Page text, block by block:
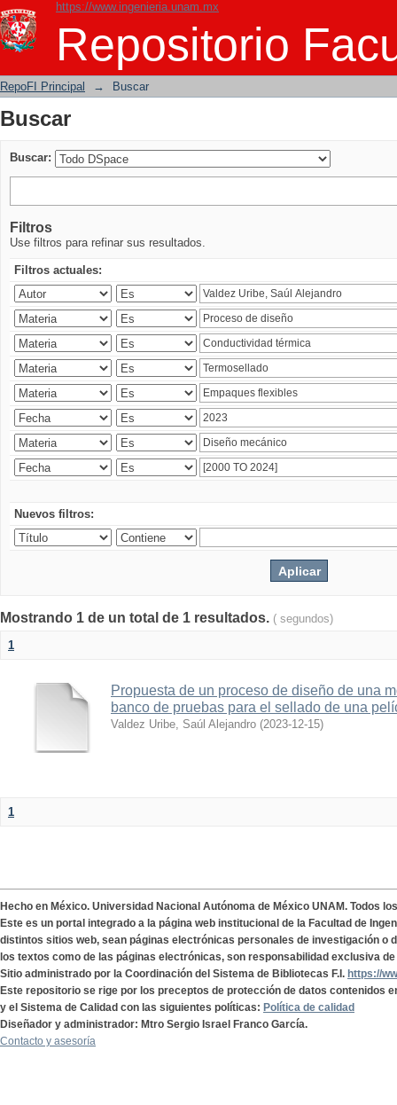
https://www.ingenieria.unam.mx
Repositorio
Buscar
RepoFI Principal → Buscar
Buscar
Buscar:
Filtros
Use filtros para refinar sus resultados.
Filtros actuales:
Nuevos filtros:
Mostrando 1 de un total de 1 resultados. ( segundos)
1
Propuesta de un proceso de diseño de una
banco de pruebas para el sellado de una
Valdez Uribe, Saúl Alejandro (2023-12-15)
1
Hecho en México. Universidad Nacional Autónoma de México UNAM. Todos
Este es un portal integrado a la página web institucional de la Facultad de
distintos sitios web, sean páginas electrónicas personales de investigación o
los textos como de las páginas electrónicas, son responsabilidad exclusiva
Sitio administrado por la Coordinación del Sistema de Bibliotecas F.I. https://
Este repositorio se rige por los preceptos de protección de datos contenidos
y el Sistema de Calidad con las siguientes políticas: Política de calidad
Diseñador y administrador: Mtro Sergio Israel Franco García.
Contacto y asesoría